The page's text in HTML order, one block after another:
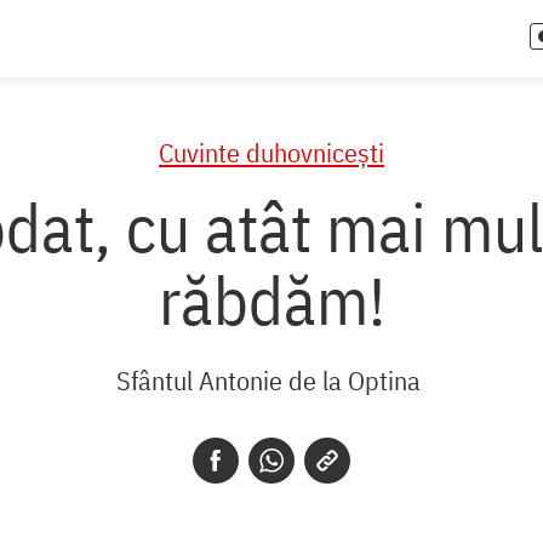
Cuvinte duhovnicești
cu atât mai
răbdăm!
Sfântul Antonie de la Optina